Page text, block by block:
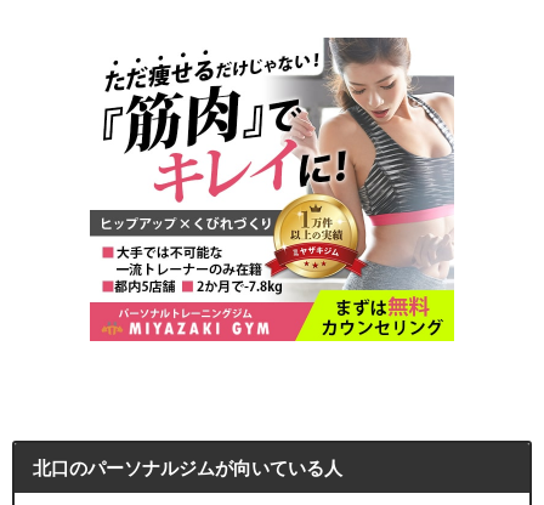
北口のパーソナルジムが向いている人